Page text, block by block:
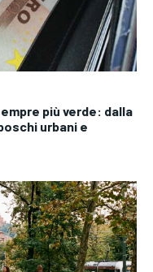
più verde: dalla
urbani e